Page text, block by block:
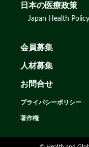
日本の医療政策
Japan Health
会員募集
人材募集
お問合せ
プライバシーポリシー
著作権